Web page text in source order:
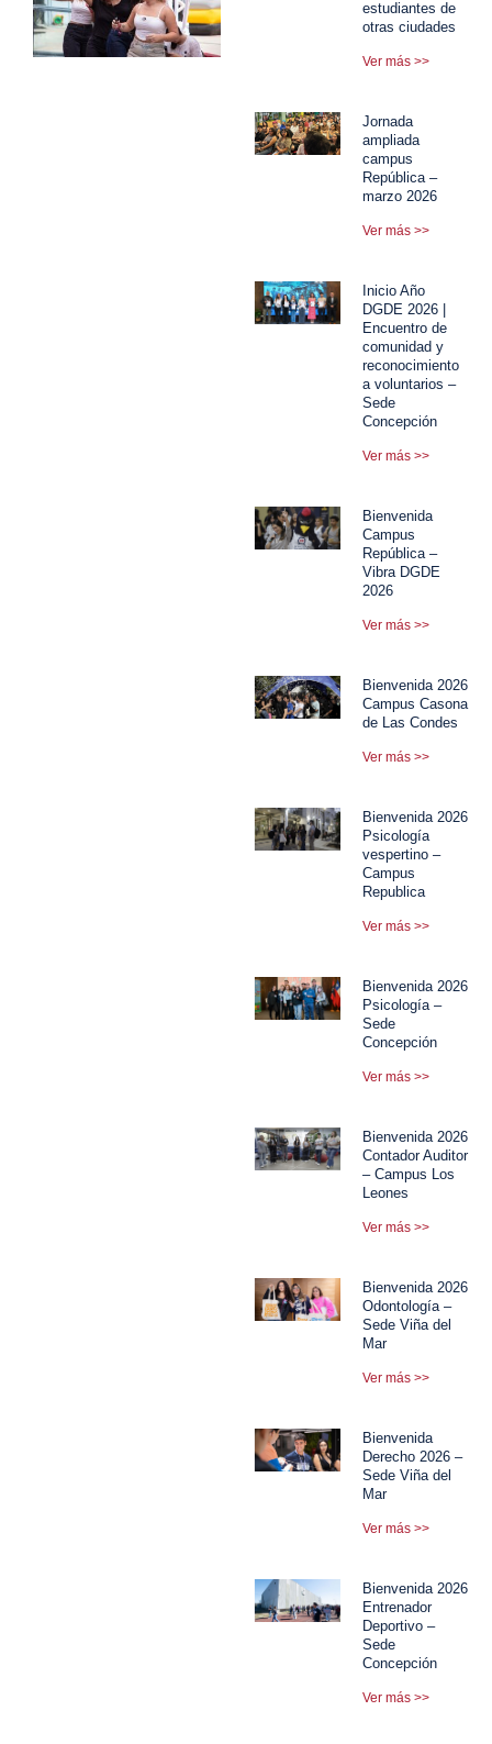
estudiantes de
otras ciudades
Ver más >>
Jornada
ampliada
campus
República –
marzo 2026
Ver más >>
Inicio Año
DGDE 2026 |
Encuentro de
comunidad y
reconocimiento
a voluntarios –
Sede
Concepción
Ver más >>
Bienvenida
Campus
República –
Vibra DGDE
2026
Ver más >>
Bienvenida 2026
Campus Casona
de Las Condes
Ver más >>
Bienvenida 2026
Psicología
vespertino –
Campus
Republica
Ver más >>
Bienvenida 2026
Psicología –
Sede
Concepción
Ver más >>
Bienvenida 2026
Contador Auditor
– Campus Los
Leones
Ver más >>
Bienvenida 2026
Odontología –
Sede Viña del
Mar
Ver más >>
Bienvenida
Derecho 2026 –
Sede Viña del
Mar
Ver más >>
Bienvenida 2026
Entrenador
Deportivo –
Sede
Concepción
Ver más >>